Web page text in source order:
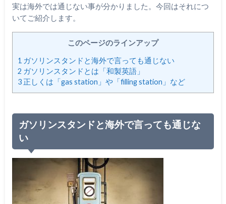
実は海外では通じない事が分かりました。今回はそれにつ
いてご紹介します。
このページのラインアップ
1 ガソリンスタンドと海外で言っても通じない
2 ガソリンスタンドとは「和製英語」
3正しくは「gas station」や「filling station」など
ガソリンスタンドと海外で言っても通じな
い